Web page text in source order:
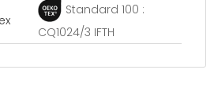
Standard 100 :
CQ1024/3 IFTH